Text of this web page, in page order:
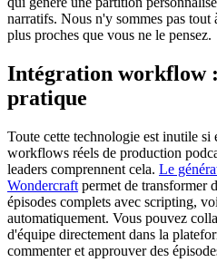
narratifs. Nous n'y sommes pas tout
plus proches que vous ne le pensez.
Intégration workflow
pratique
Toute cette technologie est inutile si
workflows réels de production
leaders comprennent cela. Le
Wondercraft permet de transformer
épisodes complets avec scripting,
automatiquement. Vous pouvez
d'équipe directement dans la
commenter et approuver des